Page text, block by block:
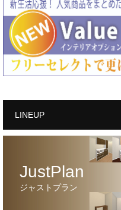
LINEUP
JustPlan
ジャストプラン